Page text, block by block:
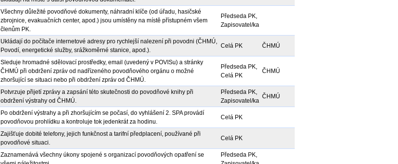
Všechny důležité povodňové dokumenty, náhradní klíče (od úřadu, hasičské
zbrojnice, evakuačních center, apod.) jsou umístěny na místě přístupném všem
členům PK.
Předseda PK,
Zapisovatel/ka
Ukládají do počítače internetové adresy pro rychlejší nalezení při povodni (ČHMÚ,
Povodí, energetické služby, srážkoměrné stanice, apod.).
Celá PK ČHMÚ
Sleduje hromadné sdělovací prostředky, email (uvedený v POVISu) a stránky
ČHMÚ při obdržení zpráv od nadřízeného povodňového orgánu o možné
zhoršující se situaci nebo při obdržení zpráv od ČHMÚ.
Předseda PK,
Celá PK
ČHMÚ
Potvrzuje přijetí zprávy a zapsání této skutečnosti do povodňové knihy při
obdržení výstrahy od ČHMÚ.
Předseda PK,
Zapisovatel/ka
ČHMÚ
Po obdržení výstrahy a při zhoršujícím se počasí, do vyhlášení 2. SPA provádí
povodňovou prohlídku a kontroluje tok jedenkrát za hodinu.
Celá PK
Zajišťuje dobité telefony, jejich funkčnost a tarifní předplacení, používané při
povodňové situaci.
Celá PK
Zaznamenává všechny úkony spojené s organizací povodňových opatření se
Předseda PK,